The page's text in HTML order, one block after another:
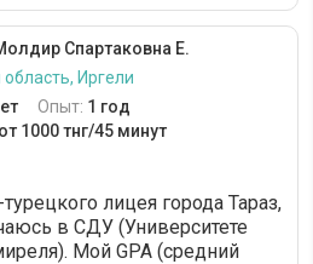
Спартаковна Е.
Иргели
Опыт: 1 год
от 1000 тнг/45 минут
лицея города Тараз,
в СДУ (Университете
Мой GPA (средний